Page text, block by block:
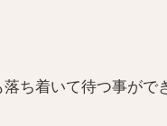
ち着いて待つ事がで